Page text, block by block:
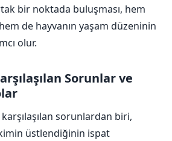
bir noktada buluşması, hem
de hayvanın yaşam düzeninin
olur.
Sorunlar ve
sorunlardan biri,
kimin üstlendiğinin ispat